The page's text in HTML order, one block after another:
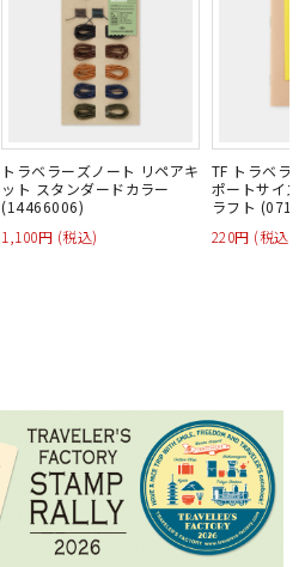
トラベラーズノート リペアキ
ット スタンダードカラー
(14466006)
1,100円 (税込)
TF トラベラ
ポートサイ
ラフト
220円 (税込)